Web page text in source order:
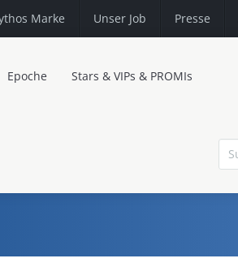
Marke Unser Job Presse
Epoche Stars & VIPs & PROMIs